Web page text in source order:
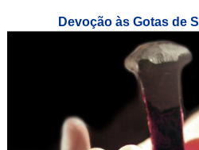
Devoção às Gotas de